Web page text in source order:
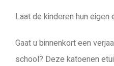
Laat de kinderen hun eigen
Gaat u binnenkort een
school? Deze katoenen